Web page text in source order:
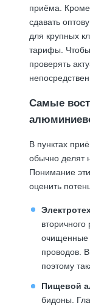
приёма.
сдавать
для крупных
тарифы.
проверять
Самые
В пунктах
обычно делят
Понимание
оценить
вторичного
очищенные
проводов.
поэтому
Пищевой
бидоны.